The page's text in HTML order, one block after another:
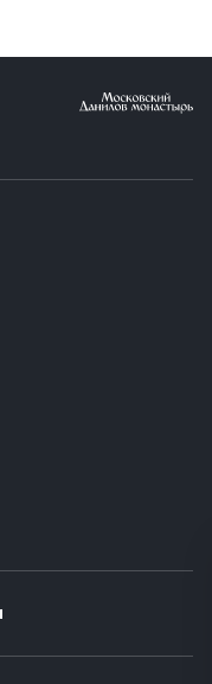
автомобиля,
запланированной
назначения
то Покупателю
въезда